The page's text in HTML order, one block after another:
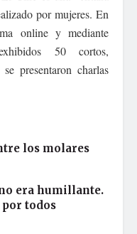
por mujeres. En
online y mediante
50 cortos,
presentaron charlas
los molares
era humillante.
por todos